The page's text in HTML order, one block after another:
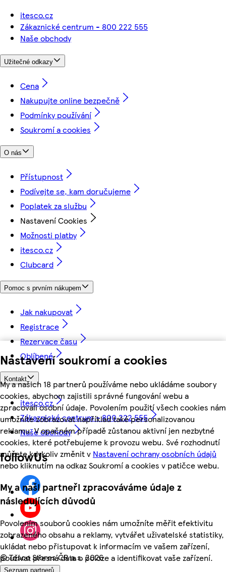
Nastavení soukromí a cookies
My a našich 18 partnerů používáme nebo ukládáme soubory
cookies, abychom zajistili správné fungování webu a
zpracovali osobní údaje. Povolením použití všech cookies nám
umožníte zobrazovat například také personalizovanou
reklamu. V opačném případě zůstanou aktivní jen nezbytné
cookies, které potřebujeme k provozu webu. Své rozhodnutí
můžete kdykoliv změnit v Nastavení ochrany osobních údajů
nebo kliknutím na odkaz Soukromí a cookies v patičce webu.
My a naši partneři zpracováváme údaje z
následujících důvodů
Povolením souborů cookies nám umožníte měřit efektivitu
zobrazeného obsahu a reklamy, vytvářet uživatelské statistiky,
ukládat nebo přistupovat k informacím ve vašem zařízení,
používat přesná data o poloze a identifikovat vaše zařízení.
Seznam partnerů.
itesco.cz
Zákaznické centrum - 800 222 555
Naše obchody
Užitečné odkazy
Cena
Nakupujte online bezpečně
Podmínky používání
Soukromí a cookies
O nás
Přístupnost
Podívejte se, kam doručujeme
Poplatek za službu
Nastavení Cookies
Možnosti platby
itesco.cz
Clubcard
Pomoc s prvním nákupem
Jak nakupovat
Registrace
Rezervace času
Oblíbené
Kontakt
itesco.cz
Zákaznické centrum - 800 222 555
Naše obchody
followUs
©Tesco Stores ČR a.s. 2026